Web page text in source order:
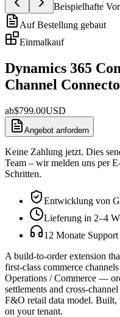
Beispielhafte
Auf Bestellung gebaut
Einmalkauf
Dynamics 365
Channel
ab$799.00USD
Angebot anfordern
Keine Zahlung jetzt. Dies
Team – wir melden uns per
Schritten.
Entwicklung von
Lieferung in 2–4
12 Monate Support
A build-to-order extension
first-class commerce
Operations / Commerce —
settlements and cross-
F&O retail data model. Built,
on your tenant.